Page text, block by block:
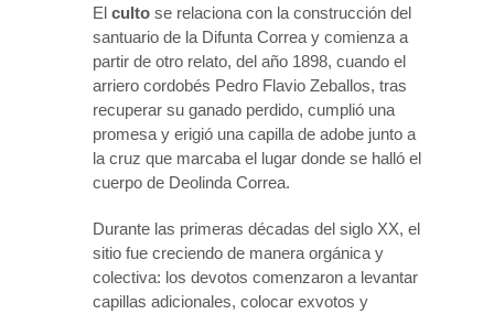
El culto se relaciona con la construcción del
santuario de la Difunta Correa y comienza a
partir de otro relato, del año 1898, cuando el
arriero cordobés Pedro Flavio Zeballos, tras
recuperar su ganado perdido, cumplió una
promesa y erigió una capilla de adobe junto a
la cruz que marcaba el lugar donde se halló el
cuerpo de Deolinda Correa.
Durante las primeras décadas del siglo XX, el
sitio fue creciendo de manera orgánica y
colectiva: los devotos comenzaron a levantar
capillas adicionales, colocar exvotos y